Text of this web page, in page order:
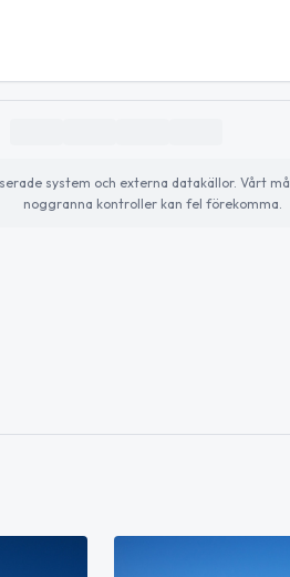
system och externa datakällor. Vårt
noggranna kontroller kan fel förekomma.